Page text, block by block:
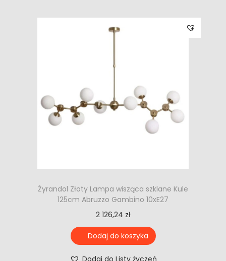
Żyrandol Złoty Lampa wisząca szklane Kule
125cm Abruzzo Gambino 10xE27
2 126,24 zł
Dodaj do koszyka
Dodaj do Listy życzeń